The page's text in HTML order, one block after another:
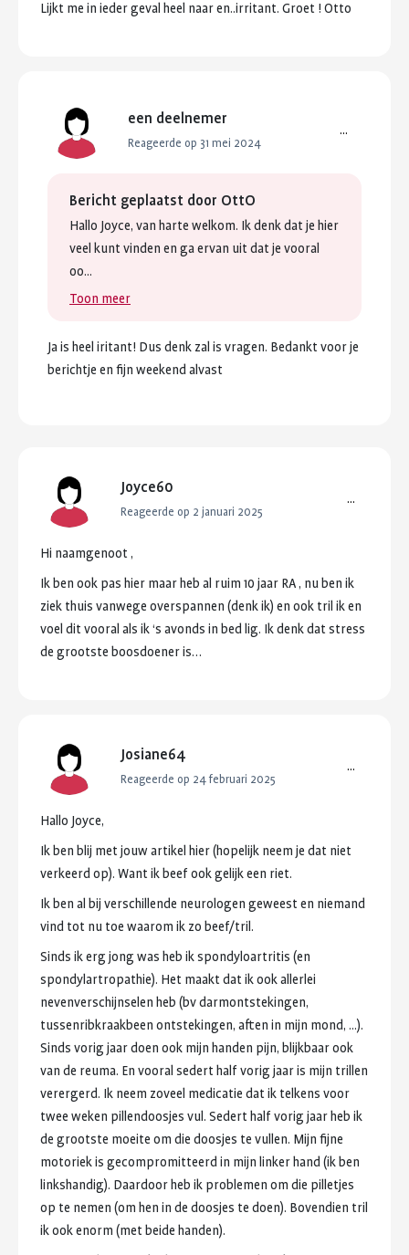
Lijkt me in iedergeval heel naaren..irritant. Groet ! Otto
een deelnemer
Reageerde op 31 mei 2024
...
Bericht geplaatst door OttO
Hallo Joyce, van harte welkom. Ik denk dat je hier
veel kunt vinden en gaervan uit dat je vooral
oo...
Toon meer
Jais heel iritant! Dus denk zal is vragen. Bedankt voorje
berichtje en fijn weekend alvast
Joyce60
Reageerde op 2 januari 2025
...
Hi naamgenoot ,
Ik ben ook pas hier maarheb al ruim 10 jaar RA, nuben ik
ziek thuis vanwege overspannen (denk ik) en ook tril ik en
voel dit vooral als ik ‘s avonds in bed lig. Ik denk dat stress
de grootste boosdoeneris…
Josiane64
Reageerde op 24 februari 2025
...
Hallo Joyce,
Ik ben blij met jouwartikel hier(hopelijk neem je dat niet
verkeerd op). Want ik beef ook gelijk een riet.
Ik ben al bij verschillende neurologen geweest en niemand
vind tot nu toe waarom ik zo beef/tril.
Sinds ik erg jong was heb ik spondyloartritis (en
spondylartropathie). Het maakt dat ik ook allerlei
nevenverschijnselen heb (bvdarmontstekingen,
tussenribkraakbeen ontstekingen, aften in mijn mond, ...).
Sinds vorig jaardoen ook mijn handen pijn, blijkbaarook
van de reuma. En vooral sedert half vorig jaaris mijn trillen
verergerd. Ik neem zoveel medicatie dat ik telkens voor
twee weken pillendoosjes vul. Sedert half vorig jaarheb ik
de grootste moeite om die doosjes te vullen. Mijn fijne
motoriek is gecompromitteerd in mijn linkerhand (ik ben
linkshandig). Daardoorheb ik problemen om die pilletjes
op te nemen (om hen in de doosjes te doen). Bovendien tril
ik ook enorm (met beide handen).